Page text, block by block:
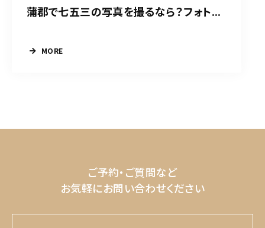
蒲郡で七五三の写真を撮るなら？フォト...
MORE
ご予約・ご質問など
お気軽にお問い合わせください